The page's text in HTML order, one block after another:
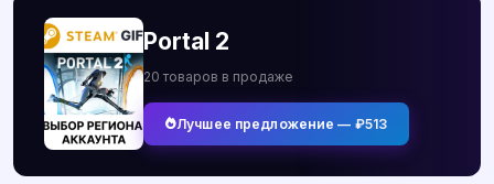
Portal 2
20 товаров в продаже
Лучшее предложение — ₽513